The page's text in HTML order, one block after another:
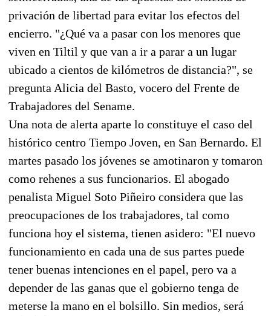
privación de libertad para evitar los efectos del
encierro. "¿Qué va a pasar con los menores que
viven en Tiltil y que van a ir a parar a un lugar
ubicado a cientos de kilómetros de distancia?", se
pregunta Alicia del Basto, vocero del Frente de
Trabajadores del Sename.
Una nota de alerta aparte lo constituye el caso del
histórico centro Tiempo Joven, en San Bernardo. El
martes pasado los jóvenes se amotinaron y tomaron
como rehenes a sus funcionarios. El abogado
penalista Miguel Soto Piñeiro considera que las
preocupaciones de los trabajadores, tal como
funciona hoy el sistema, tienen asidero: "El nuevo
funcionamiento en cada una de sus partes puede
tener buenas intenciones en el papel, pero va a
depender de las ganas que el gobierno tenga de
meterse la mano en el bolsillo. Sin medios, será